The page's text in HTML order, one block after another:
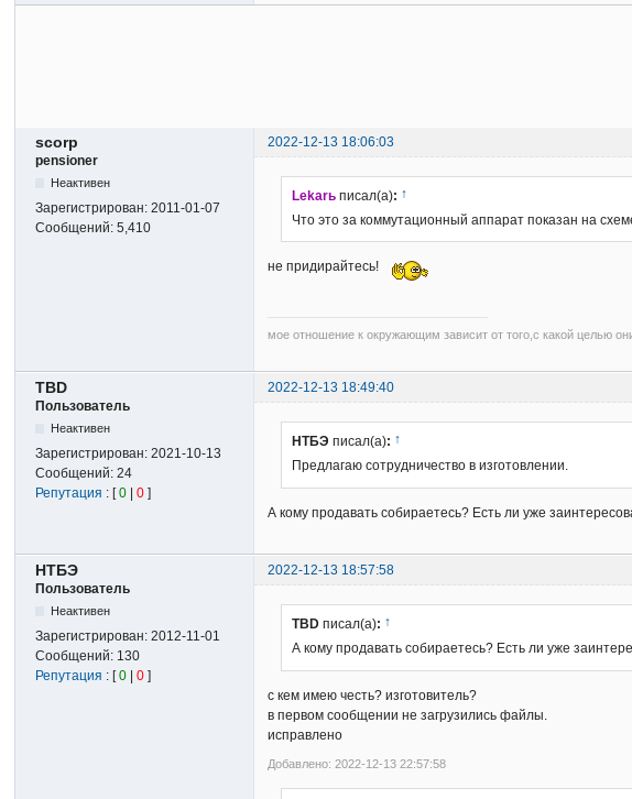
scorp
2022-12-13 18:06:03
pensioner
Неактивен
Зарегистрирован:2011-01-07
Сообщений:5,410
Lekarь писал(а): ↑
Что это за коммутационный аппарат показан на
не придирайтесь!
мое отношение к окружающим зависит от того,с какой целью
TBD
2022-12-13 18:49:40
Пользователь
Неактивен
Зарегистрирован:2021-10-13
Сообщений:24
Репутация : [0 |0 ]
НТБЭ писал(а): ↑
Предлагаю сотрудничество в изготовлении.
А кому продавать собираетесь? Есть ли уже
НТБЭ
2022-12-13 18:57:58
Пользователь
Неактивен
Зарегистрирован:2012-11-01
Сообщений: 130
Репутация : [0 |0 ]
TBD писал(а): ↑
А кому продавать собираетесь? Есть ли уже
с кем имею честь? изготовитель?
в первом сообщении не загрузились файлы.
исправлено
Добавлено: 2022-12-13 22:57:58